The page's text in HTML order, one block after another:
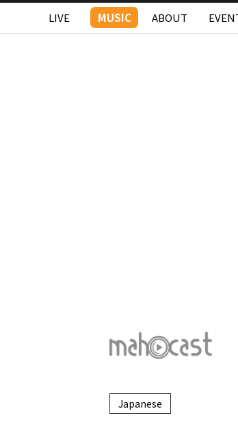
LIVE MUSIC ABOUT